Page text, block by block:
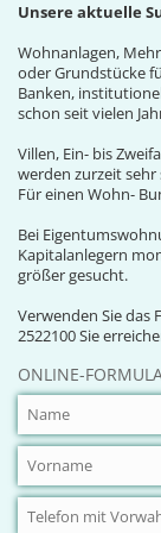
Unsere aktuelle
Wohnanlagen,
oder Grundstücke
Banken,
schon seit vielen
Villen, Ein- bis
werden zurzeit
Für einen Wohn-
Bei
Kapitalanlegern
größer gesucht.
Verwenden Sie das
2522100 Sie
ONLINE-